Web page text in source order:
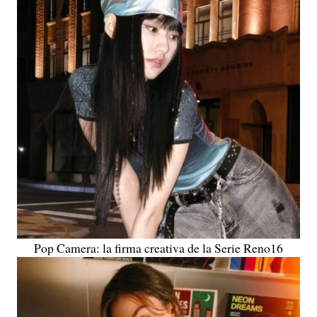
Pop Camera: la firma creativa de la Serie Reno16